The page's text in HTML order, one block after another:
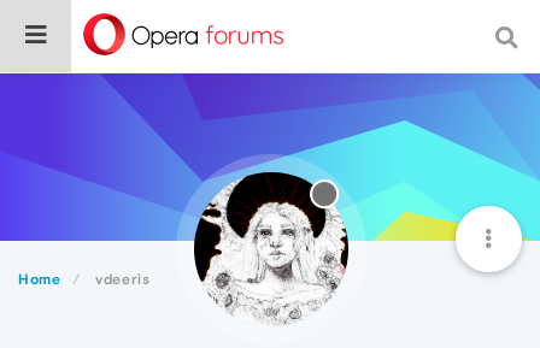
Home vdeeris